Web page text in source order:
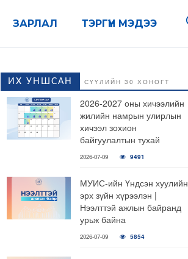
ТЭРГҮҮН МЭДЭЭ
ЗАРЛАЛ
ИХ УНШСАН СҮҮЛИЙН 30 ХОНОГТ
2026-2027 оны хичээлийн
жилийн намрын улирлын
хичээл зохион
байгуулалтын тухай
2026-07-09 9491
МУИС-ийн Үндсэн хуулийн
эрх зүйн хүрээлэн |
Нээлттэй ажлын байранд
урьж байна
2026-07-09 5854